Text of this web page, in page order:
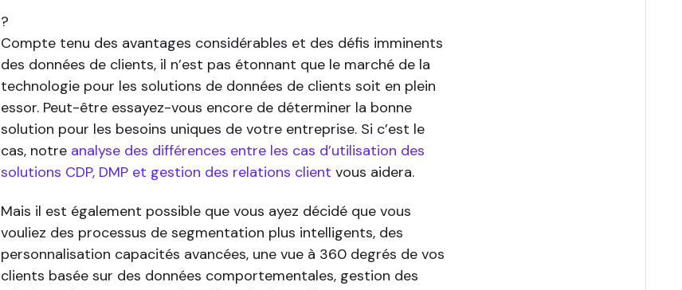
?
Compte tenu des avantages considérables et des défis imminents
des données de clients, il n’est pas étonnant que le marché de la
technologie pour les solutions de données de clients soit en plein
essor. Peut-être essayez-vous encore de déterminer la bonne
solution pour les besoins uniques de votre entreprise. Si c’est le
cas, notre analyse des différences entre les cas d’utilisation des
solutions CDP, DMP et gestion des relations client vous aidera.
Mais il est également possible que vous ayez décidé que vous
vouliez des processus de segmentation plus intelligents, des
personnalisation capacités avancées, une vue à 360 degrés de vos
clients basée sur des données comportementales, gestion des